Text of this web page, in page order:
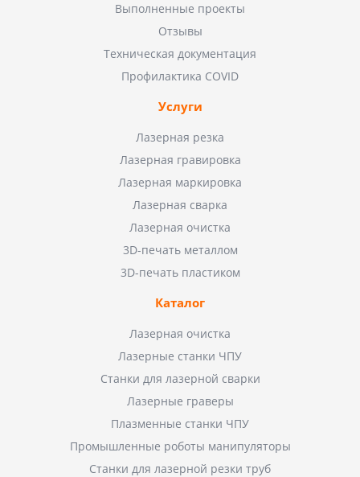
Выполненные проекты
Отзывы
Техническая документация
Профилактика COVID
Услуги
Лазерная резка
Лазерная гравировка
Лазерная маркировка
Лазерная сварка
Лазерная очистка
3D-печать металлом
3D-печать пластиком
Каталог
Лазерная очистка
Лазерные станки ЧПУ
Станки для лазерной сварки
Лазерные граверы
Плазменные станки ЧПУ
Промышленные роботы манипуляторы
Станки для лазерной резки труб